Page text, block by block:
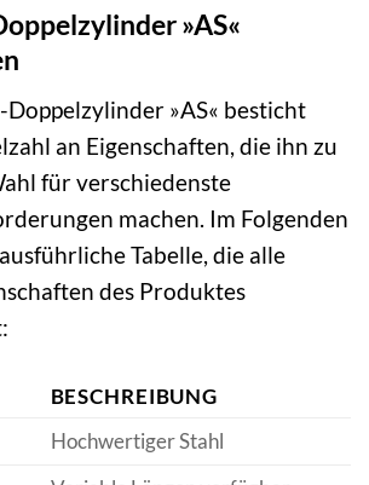
»AS«
»AS« besticht
an Eigenschaften, die ihn zu
für verschiedenste
machen. Im Folgenden
Tabelle, die alle
des Produktes
BESCHREIBUNG
Hochwertiger Stahl